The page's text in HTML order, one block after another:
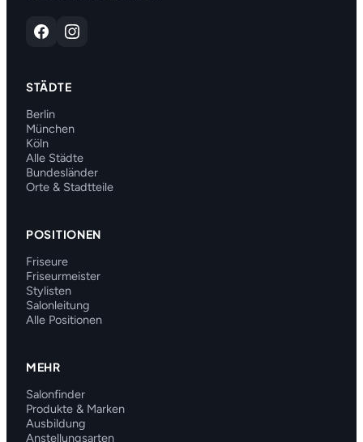
STÄDTE
Berlin
München
Köln
Alle Städte
Bundesländer
Orte & Stadtteile
POSITIONEN
Friseure
Friseurmeister
Stylisten
Salonleitung
Alle Positionen
MEHR
Salonfinder
Produkte & Marken
Ausbildung
Anstellungsarten